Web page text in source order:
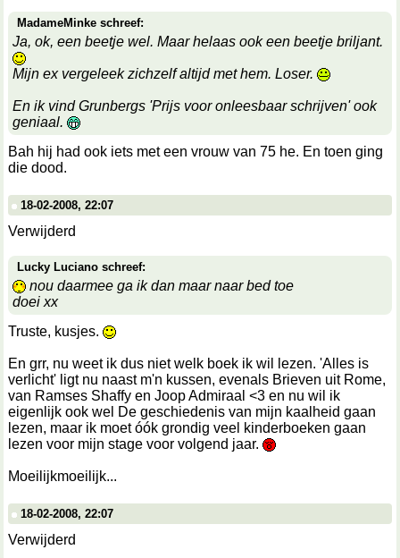
MadameMinke schreef:
Ja, ok, een beetje wel. Maar helaas ook een beetje briljant.
Mijn ex vergeleek zichzelf altijd met hem. Loser.
En ik vind Grunbergs 'Prijs voor onleesbaar schrijven' ook
geniaal.
Bah hij had ook iets met een vrouw van 75 he. En toen ging
die dood.
18-02-2008, 22:07
Verwijderd
Lucky Luciano schreef:
nou daarmee ga ik dan maar naar bed toe
doei xx
Truste, kusjes.
En grr, nu weet ik dus niet welk boek ik wil lezen. 'Alles is
verlicht' ligt nu naast m'n kussen, evenals Brieven uit Rome,
van Ramses Shaffy en Joop Admiraal <3 en nu wil ik
eigenlijk ook wel De geschiedenis van mijn kaalheid gaan
lezen, maar ik moet óók grondig veel kinderboeken gaan
lezen voor mijn stage voor volgend jaar.
Moeilijkmoeilijk...
18-02-2008, 22:07
Verwijderd